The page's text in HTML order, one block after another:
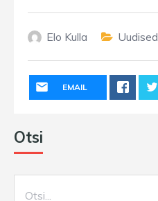
Elo Kulla Uudised
EMAIL
Otsi